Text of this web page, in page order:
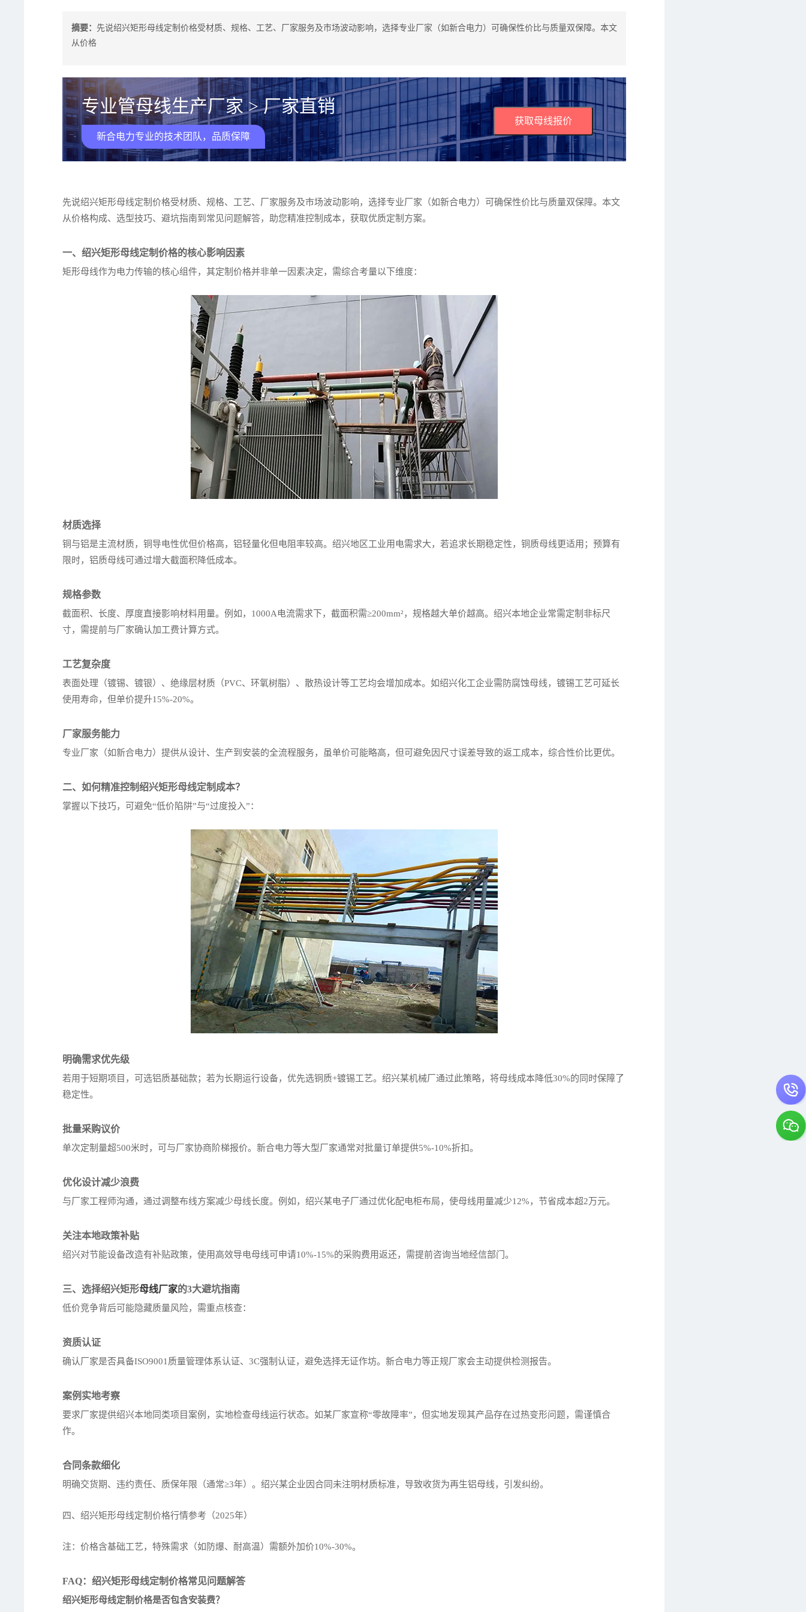
摘要：先说绍兴矩形母线定制价格受材质、规格、工艺、厂家服务及市场波动影响，选择专业厂家（如新合电力）可确保性价比与质量双保障。本文
从价格
专业管母线生产厂家 > 厂家直销
新合电力专业的技术团队，品质保障
获取母线报价
先说绍兴矩形母线定制价格受材质、规格、工艺、厂家服务及市场波动影响，选择专业厂家（如新合电力）可确保性价比与质量双保障。本文
从价格构成、选型技巧、避坑指南到常见问题解答，助您精准控制成本，获取优质定制方案。
一、绍兴矩形母线定制价格的核心影响因素
矩形母线作为电力传输的核心组件，其定制价格并非单一因素决定，需综合考量以下维度：
材质选择
铜与铝是主流材质，铜导电性优但价格高，铝轻量化但电阻率较高。绍兴地区工业用电需求大，若追求长期稳定性，铜质母线更适用；预算有
限时，铝质母线可通过增大截面积降低成本。
规格参数
截面积、长度、厚度直接影响材料用量。例如，1000A电流需求下，截面积需≥200mm²，规格越大单价越高。绍兴本地企业常需定制非标尺
寸，需提前与厂家确认加工费计算方式。
工艺复杂度
表面处理（镀锡、镀银）、绝缘层材质（PVC、环氧树脂）、散热设计等工艺均会增加成本。如绍兴化工企业需防腐蚀母线，镀锡工艺可延长
使用寿命，但单价提升15%-20%。
厂家服务能力
专业厂家（如新合电力）提供从设计、生产到安装的全流程服务，虽单价可能略高，但可避免因尺寸误差导致的返工成本，综合性价比更优。
二、如何精准控制绍兴矩形母线定制成本？
掌握以下技巧，可避免“低价陷阱”与“过度投入”：
明确需求优先级
若用于短期项目，可选铝质基础款；若为长期运行设备，优先选铜质+镀锡工艺。绍兴某机械厂通过此策略，将母线成本降低30%的同时保障了
稳定性。
批量采购议价
单次定制量超500米时，可与厂家协商阶梯报价。新合电力等大型厂家通常对批量订单提供5%-10%折扣。
优化设计减少浪费
与厂家工程师沟通，通过调整布线方案减少母线长度。例如，绍兴某电子厂通过优化配电柜布局，使母线用量减少12%，节省成本超2万元。
关注本地政策补贴
绍兴对节能设备改造有补贴政策，使用高效导电母线可申请10%-15%的采购费用返还，需提前咨询当地经信部门。
三、选择绍兴矩形母线厂家的3大避坑指南
低价竞争背后可能隐藏质量风险，需重点核查：
资质认证
确认厂家是否具备ISO9001质量管理体系认证、3C强制认证，避免选择无证作坊。新合电力等正规厂家会主动提供检测报告。
案例实地考察
要求厂家提供绍兴本地同类项目案例，实地检查母线运行状态。如某厂家宣称“零故障率”，但实地发现其产品存在过热变形问题，需谨慎合
作。
合同条款细化
明确交货期、违约责任、质保年限（通常≥3年）。绍兴某企业因合同未注明材质标准，导致收货为再生铝母线，引发纠纷。
四、绍兴矩形母线定制价格行情参考（2025年）
注：价格含基础工艺，特殊需求（如防爆、耐高温）需额外加价10%-30%。
FAQ：绍兴矩形母线定制价格常见问题解答
绍兴矩形母线定制价格是否包含安装费？